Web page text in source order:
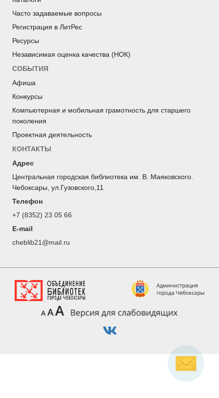
Часто задаваемые вопросы
Регистрация в ЛитРес
Ресурсы
Независимая оценка качества (НОК)
СОБЫТИЯ
Афиша
Конкурсы
Компьютерная и мобильная грамотность для старшего
поколения
Проектная деятельность
КОНТАКТЫ
Адрес
Центральная городская библиотека им. В. Маяковского.
Чебоксары, ул.Гузовского,11
Телефон
+7 (8352) 23 05 66
E-mail
cheblib21@mail.ru